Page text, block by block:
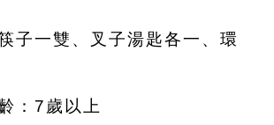
子一雙、叉子湯匙各一、環
：7歲以上